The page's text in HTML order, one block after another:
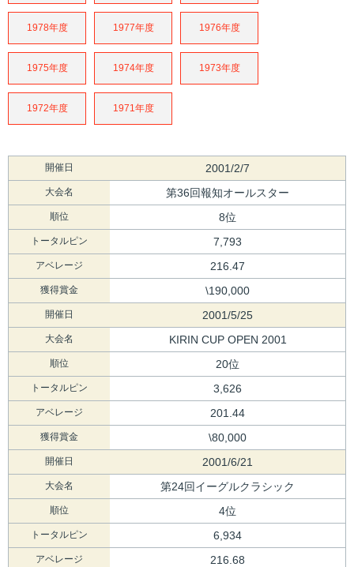
1978年度 1977年度 1976年度
1975年度 1974年度 1973年度
1972年度 1971年度
開催日 2001/2/7
大会名 第36回報知オールスター
順位 8位
トータルピン 7,793
アベレージ 216.47
獲得賞金 \190,000
開催日 2001/5/25
大会名 KIRIN CUP OPEN 2001
順位 20位
トータルピン 3,626
アベレージ 201.44
獲得賞金 \80,000
開催日 2001/6/21
大会名 第24回イーグルクラシック
順位 4位
トータルピン 6,934
アベレージ 216.68